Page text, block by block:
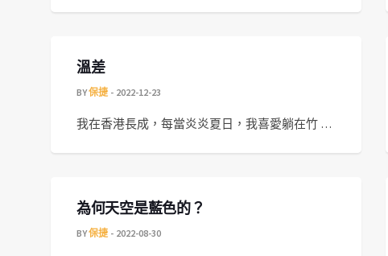
溫差
BY保捷 2022-12-23
我在香港長成，每當炎炎夏日，我喜愛躺在竹 …
為何天空是藍色的？
BY保捷 2022-08-30